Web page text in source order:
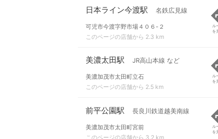
日本ライン今渡駅 名鉄広見線
可児市今渡字野市場４０６-２
このページの店舗から 2.3 km
ル
を
美濃太田駅 JR高山本線 など
美濃加茂市太田町立石
このページの店舗から 2.5 km
ル
を
前平公園駅 長良川鉄道越美南線
美濃加茂市太田町宮前
このページの店舗から 3.2 km
ル
を